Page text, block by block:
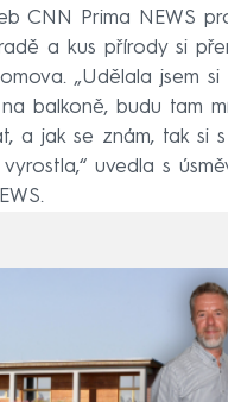
CNN Prima NEWS
a kus přírody si
„Udělala jsem
balkoně, budu tam
a jak se znám, tak si
uvedla s